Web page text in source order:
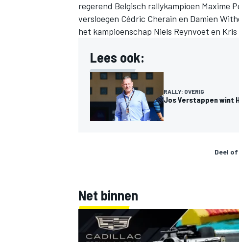
regerend Belgisch rallykampioen Maxime
versloegen Cédric Cherain en Damien
het kampioenschap Niels Reynvoet en
Lees ook:
RALLY: OVERIG
Jos Verstappen wint
Deel
Net binnen